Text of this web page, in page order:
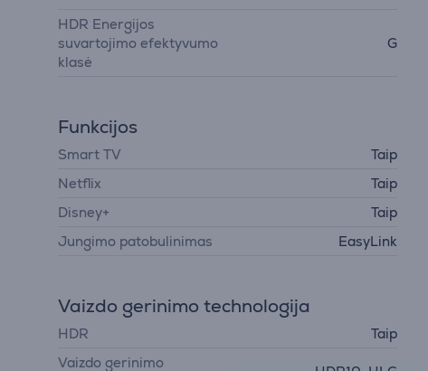
HDR Energijos
suvartojimo efektyvumo
klasė
G
Funkcijos
Smart TV
Taip
Netflix
Taip
Disney+
Taip
Jungimo patobulinimas
EasyLink
Vaizdo gerinimo technologija
HDR
Taip
Vaizdo gerinimo